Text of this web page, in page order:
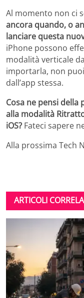
Al momento non ci
ancora quando, o
lanciare questa
iPhone possono
modalità verticale
importarla, non
dall’app stessa.
Cosa ne pensi
alla modalità
iOS? Fateci sapere
Alla prossima Tech
ARTICOLI